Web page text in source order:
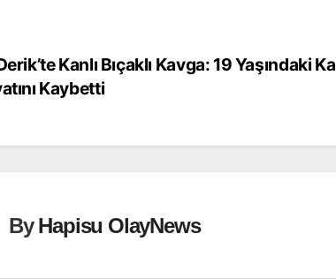
Kanlı Bıçaklı Kavga: 19 Yaşındaki
Kaybetti
ByHapisu OlayNews